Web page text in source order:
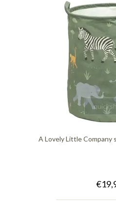
A Lovely Little Company